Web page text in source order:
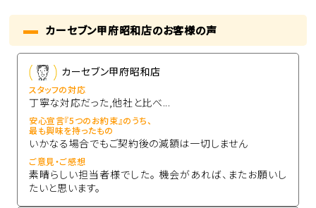
カーセブン甲府昭和店のお客様の声
カーセブン甲府昭和店
スタッフの対応
丁寧な対応だった,他社と比べ...
安心宣言『5つのお約束』のうち、
最も興味を持ったもの
いかなる場合でもご契約後の減額は一切しません
ご意見・ご感想
素晴らしい担当者様でした。 機会があれば、またお願いし
たいと思います。